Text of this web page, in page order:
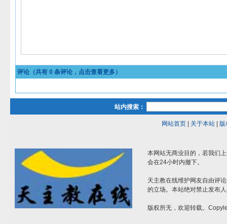
评论（共有 0 条评论，点击查看更多）
站内搜索：
网站首页| 关于本站| 版
本网站无商业目的，若我们
会在24小时内撤下。
天主教在线维护网友自由评
的立场。本站绝对禁止发布
版权所无，欢迎转载。